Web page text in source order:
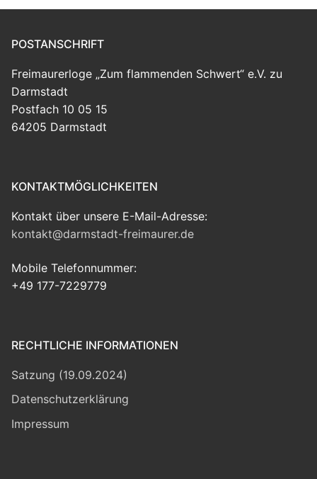
POSTANSCHRIFT
Freimaurerloge „Zum flammenden Schwert“ e.V. zu
Darmstadt
Postfach 10 05 15
64205 Darmstadt
KONTAKTMÖGLICHKEITEN
Kontakt über unsere E-Mail-Adresse:
kontakt@darmstadt-freimaurer.de
Mobile Telefonnummer:
+49 177-7229779
RECHTLICHE INFORMATIONEN
Satzung (19.09.2024)
Datenschutzerklärung
Impressum